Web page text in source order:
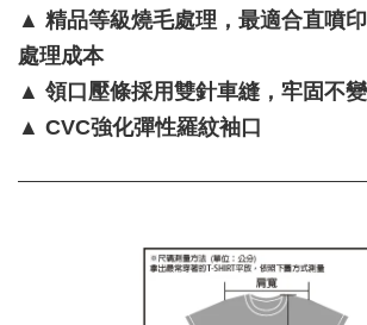
▲ 精品等級燒毛處理，最適合直噴
處理成本
▲ 領口壓條採用雙針車縫，牢固不
▲ CVC強化彈性羅紋袖口